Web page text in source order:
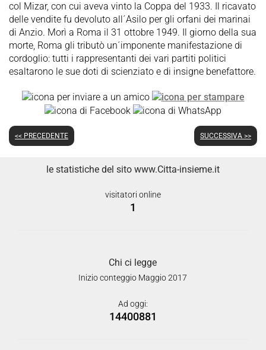
col Mizar, con cui aveva vinto la Coppa del 1933. Il ricavato
delle vendite fu devoluto all´Asilo per gli orfani dei marinai
di Anzio. Morì a Roma il 31 ottobre 1949. Il giorno della sua
morte, Roma gli tributò un´imponente manifestazione di
cordoglio: tutti i rappresentanti dei vari partiti politici
esaltarono le sue doti di scienziato e di insigne benefattore.
<< PRECEDENTE SUCCESSIVA >>
le statistiche del sito www.Citta-insieme.it
visitatori online
1
Chi ci legge
Inizio conteggio Maggio 2017
Ad oggi:
14400881